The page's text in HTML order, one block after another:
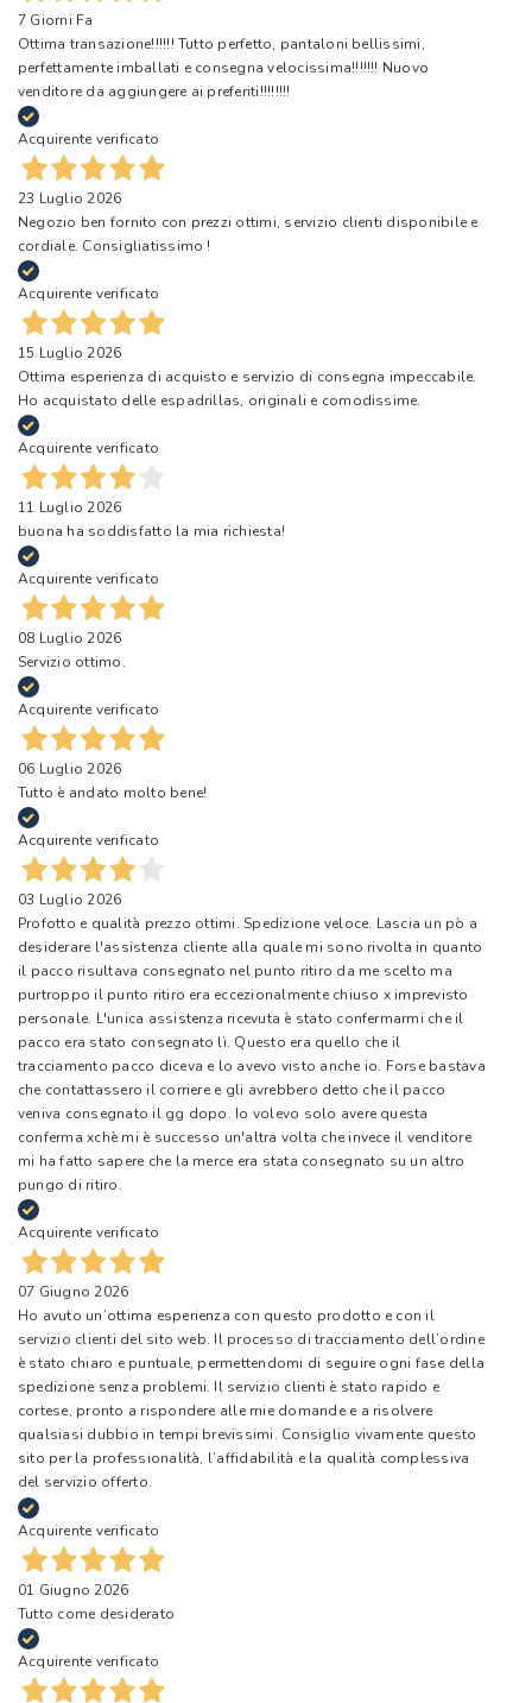
7 Giorni Fa
Ottima transazione!!!!!! Tutto perfetto, pantaloni bellissimi,
perfettamente imballati e consegna velocissima!!!!!!! Nuovo
venditore da aggiungere ai preferiti!!!!!!!!
Acquirente verificato
23 Luglio 2026
Negozio ben fornito con prezzi ottimi, servizio clienti disponibile e
cordiale. Consigliatissimo !
Acquirente verificato
15 Luglio 2026
Ottima esperienza di acquisto e servizio di consegna impeccabile.
Ho acquistato delle espadrillas, originali e comodissime.
Acquirente verificato
11 Luglio 2026
buona ha soddisfatto la mia richiesta!
Acquirente verificato
08 Luglio 2026
Servizio ottimo.
Acquirente verificato
06 Luglio 2026
Tutto è andato molto bene!
Acquirente verificato
03 Luglio 2026
Profotto e qualità prezzo ottimi. Spedizione veloce. Lascia un pò a
desiderare l'assistenza cliente alla quale mi sono rivolta in quanto
il pacco risultava consegnato nel punto ritiro da me scelto ma
purtroppo il punto ritiro era eccezionalmente chiuso x imprevisto
personale. L'unica assistenza ricevuta è stato confermarmi che il
pacco era stato consegnato lì. Questo era quello che il
tracciamento pacco diceva e lo avevo visto anche io. Forse bastava
che contattassero il corriere e gli avrebbero detto che il pacco
veniva consegnato il gg dopo. Io volevo solo avere questa
conferma xchè mi è successo un'altra volta che invece il venditore
mi ha fatto sapere che la merce era stata consegnato su un altro
pungo di ritiro.
Acquirente verificato
07 Giugno 2026
Ho avuto un’ottima esperienza con questo prodotto e con il
servizio clienti del sito web. Il processo di tracciamento dell’ordine
è stato chiaro e puntuale, permettendomi di seguire ogni fase della
spedizione senza problemi. Il servizio clienti è stato rapido e
cortese, pronto a rispondere alle mie domande e a risolvere
qualsiasi dubbio in tempi brevissimi. Consiglio vivamente questo
sito per la professionalità, l’affidabilità e la qualità complessiva
del servizio offerto.
Acquirente verificato
01 Giugno 2026
Tutto come desiderato
Acquirente verificato